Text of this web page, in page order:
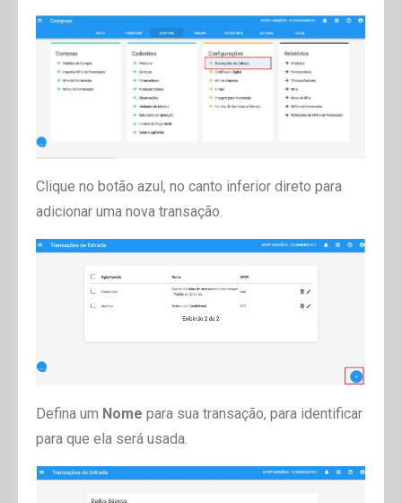
Clique no botão azul, no canto inferior direto para
adicionar uma nova transação.
Defina um Nome para sua transação, para identificar
para que ela será usada.